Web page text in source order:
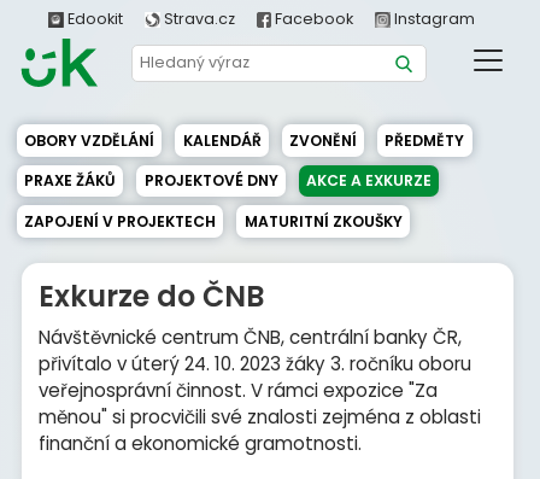
Edookit Strava.cz Facebook Instagram
OBORY VZDĚLÁNÍ KALENDÁŘ ZVONĚNÍ
PŘEDMĚTY
PRAXE ŽÁKŮ
PROJEKTOVÉ DNY
AKCE A EXKURZE
ZAPOJENÍ V PROJEKTECH
MATURITNÍ ZKOUŠKY
Exkurze do ČNB
Návštěvnické centrum ČNB, centrální banky ČR,
přivítalo v úterý 24. 10. 2023 žáky 3. ročníku oboru
veřejnosprávní činnost. V rámci expozice "Za
měnou" si procvičili své znalosti zejména z oblasti
finanční a ekonomické gramotnosti.